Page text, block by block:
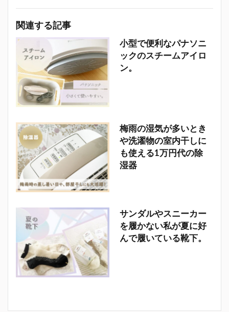
関連する記事
小型で便利なパナソニ
ックのスチームアイロ
ン。
梅雨の湿気が多いとき
や洗濯物の室内干しに
も使える1万円代の除
湿器
サンダルやスニーカー
を履かない私が夏に好
んで履いている靴下。